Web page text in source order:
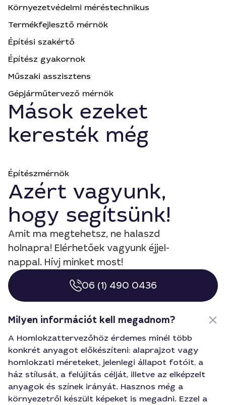
Környezetvédelmi méréstechnikus
Termékfejlesztő mérnök
Építési szakértő
Építész gyakornok
Műszaki asszisztens
Gépjárműtervező mérnök
Mások ezeket
keresték még
Építészmérnök
Azért vagyunk,
hogy segítsünk!
Amit ma megtehetsz, ne halaszd
holnapra! Elérhetőek vagyunk éjjel-
nappal. Hívj minket most!
06 (1) 490 0436
Milyen információt kell megadnom?
A Homlokzattervezőhöz érdemes minél több
konkrét anyagot előkészíteni: alaprajzot vagy
homlokzati méreteket, jelenlegi állapot fotóit, a
ház stílusát, a felújítás célját, illetve az elképzelt
anyagok és színek irányát. Hasznos még a
környezetről készült képeket is megadni. Ezzel a